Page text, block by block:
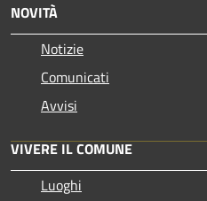
NOVITÀ
Notizie
Comunicati
Avvisi
VIVERE IL COMUNE
Luoghi